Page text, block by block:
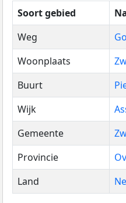
Soort gebied
Weg
Woonplaats
Buurt
Wijk
Gemeente
Provincie
Land